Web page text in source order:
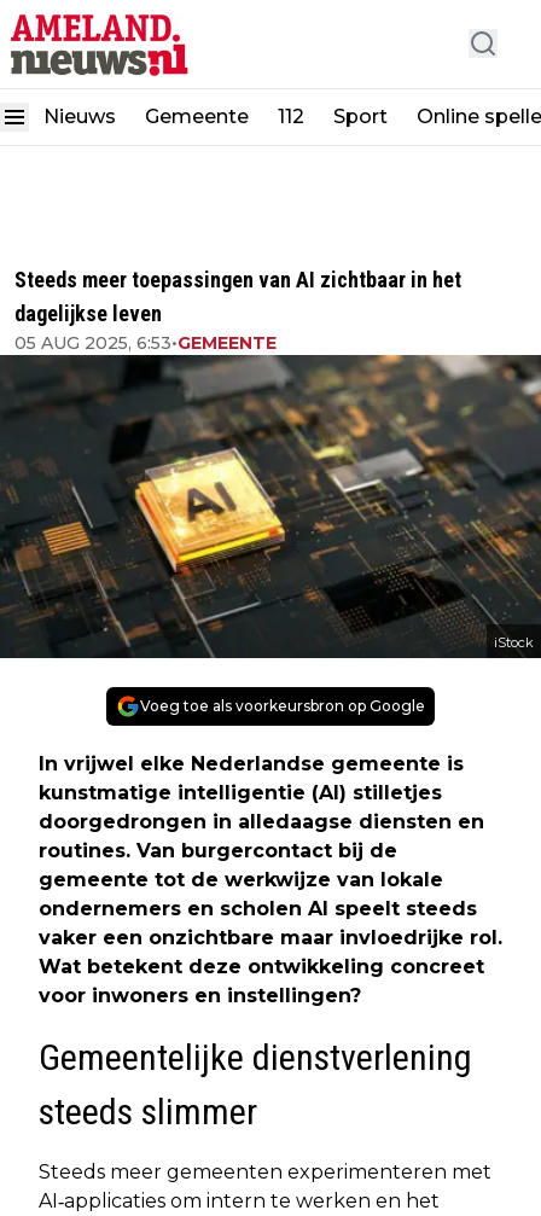
Nieuws Gemeente 112 Sport Online
Steeds meer toepassingen van AI zichtbaar in het
dagelijkse leven
05 AUG 2025, 6:53•GEMEENTE
iStock
Voeg toe als voorkeursbron op Google
In vrijwel elke Nederlandse gemeente is
kunstmatige intelligentie (AI) stilletjes
doorgedrongen in alledaagse diensten en
routines. Van burgercontact bij de
gemeente tot de werkwijze van lokale
ondernemers en scholen AI speelt steeds
vaker een onzichtbare maar invloedrijke rol.
Wat betekent deze ontwikkeling concreet
voor inwoners en instellingen?
Gemeentelijke dienstverlening
steeds slimmer
Steeds meer gemeenten experimenteren met
AI‐applicaties om intern te werken en het